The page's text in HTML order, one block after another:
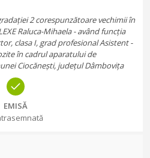
2 corespunzătoare vechimii în
Raluca-Mihaela - având funcția
clasa I, grad profesional Asistent -
în cadrul aparatului de
Ciocănești, județul Dâmbovița
EMISĂ